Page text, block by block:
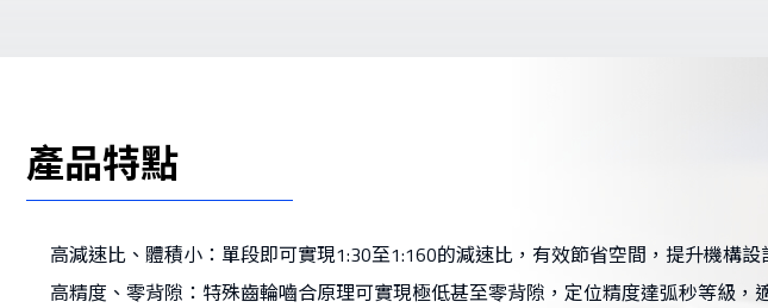
產品特點
高減速比、體積小：單段即可實現1:30至1:160的減速比，有效節省空間，提升機構設
高精度、零背隙：特殊齒輪嚙合原理可實現極低甚至零背隙，定位精度達弧秒等級，